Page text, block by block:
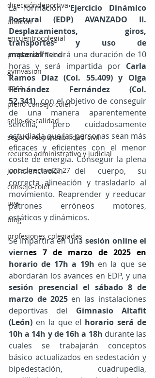
direccióndeportiva
unileon
encuentrocolegial
preparadorfísico
gymvasion
upsa
pleno-consejo-colef
sello-de-calidad
seguro-responsabilidad-civil
recurso administrativo y judicial
juntadirectiva23-27
consejo-colef
uva
blog
profesiones-colegiadas
La formación ‘Ejercicio Dinámico
Postural (EDP) AVANZADO II.
Desplazamientos, giros,
transportes y uso de
material’ tendrá una duración de 10
horas y será impartida por Carla
Ramos Díaz (Col. 55.409) y Olga
Fernández Fernández (Col.
52.341), con el objetivo de conseguir
de una manera aparentemente
sencilla, pero cuidadosamente
estudiada que las personas sean más
eficaces y eficientes con el menor
coste de energía. Conseguir la plena
concienciación del cuerpo, su
correcta alineación y trasladarlo al
movimiento. Reaprender y reeducar
patrones erróneos motores,
estáticos y dinámicos.
Se impartirá en una sesión online el
viern
horario de 17h a 19h en la que se
sesión presencial el sábado 8 de
marzo de 2025 en las instalaciones
deportivas del Gimnasio Altafit
(León) en la que el horario será de
10h a 14h y de 16h a 18h durante las
cuales se trabajarán conceptos
básico actualizados en sedestación y
bipedestación, cuadrupedia,